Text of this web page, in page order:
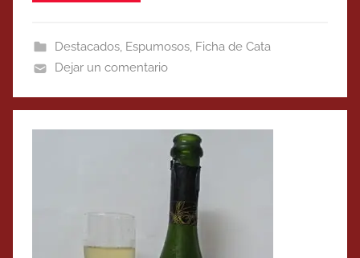
Destacados, Espumosos, Ficha de Cata
Dejar un comentario